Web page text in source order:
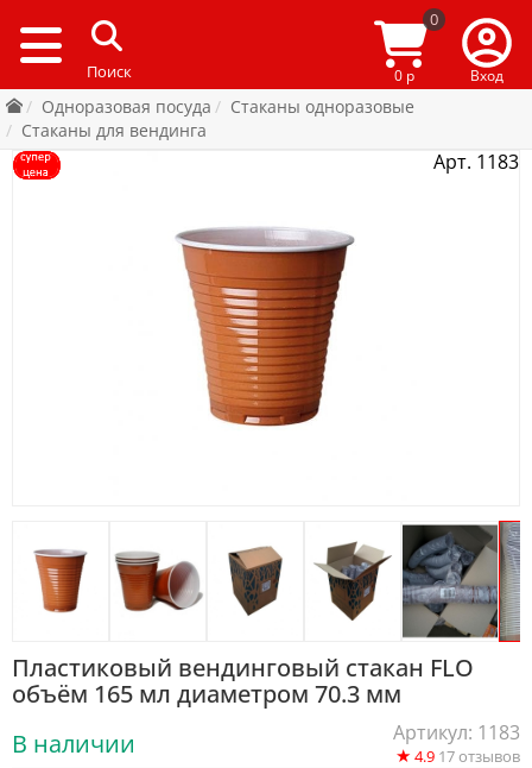
0
0 р Вход
Одноразовая посуда
Стаканы одноразовые
Стаканы для вендинга
Арт. 1183
Пластиковый вендинговый стакан FLO
объём 165 мл диаметром 70.3 мм
В наличии
Артикул: 1183
★ 4.9 17отзывов